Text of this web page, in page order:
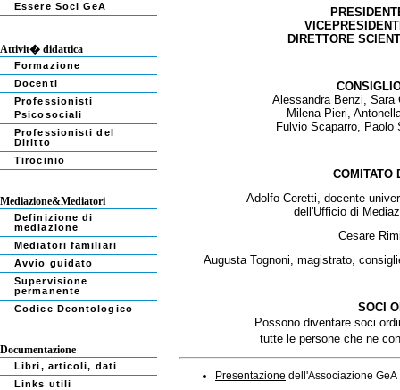
Essere Soci GeA
Attivit� didattica
Formazione
Docenti
Professionisti
Psicosociali
Professionisti del
Diritto
Tirocinio
Mediazione&Mediatori
Definizione di
mediazione
Mediatori familiari
Avvio guidato
Supervisione
permanente
Codice Deontologico
Documentazione
Libri, articoli, dati
Links utili
DIRETTORE
Alessandra Benzi, Sara
Milena Pieri,
Fulvio Scaparro, Paolo
COMITATO
Adolfo Ceretti, docente
dell'Ufficio di
Cesare
Augusta Tognoni, magistrato,
SOCI
Possono diventare soci
tutte le persone che ne
Presentazione dell'Associazione GeA